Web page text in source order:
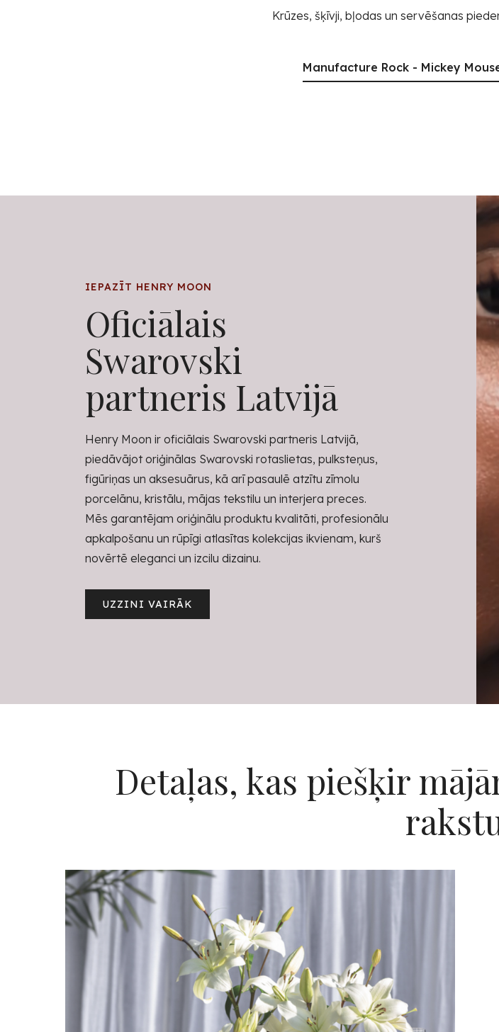
Krūzes, šķīvji, bļodas un servēšanas
Manufacture Rock - Mickey
IEPAZĪT HENRY MOON
Oficiālais
Swarovski
partneris Latvijā
Henry Moon ir oficiālais Swarovski partneris Latvijā,
piedāvājot oriģinālas Swarovski rotaslietas, pulksteņus,
figūriņas un aksesuārus, kā arī pasaulē atzītu zīmolu
porcelānu, kristālu, mājas tekstilu un interjera preces.
Mēs garantējam oriģinālu produktu kvalitāti, profesionālu
apkalpošanu un rūpīgi atlasītas kolekcijas ikvienam, kurš
novērtē eleganci un izcilu dizainu.
UZZINI VAIRĀK
Detaļas, kas piešķir